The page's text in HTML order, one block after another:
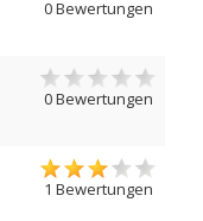
0 Bewertungen
0 Bewertungen
1 Bewertungen